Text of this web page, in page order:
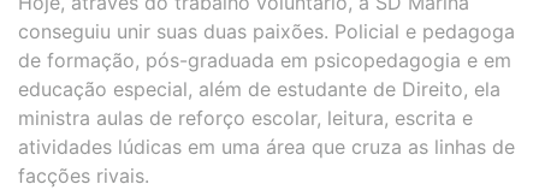
conseguiu unir suas duas paixões. Policial e pedagoga
de formação, pós-graduada em psicopedagogia e em
educação especial, além de estudante de Direito, ela
ministra aulas de reforço escolar, leitura, escrita e
atividades lúdicas em uma área que cruza as linhas de
facções rivais.